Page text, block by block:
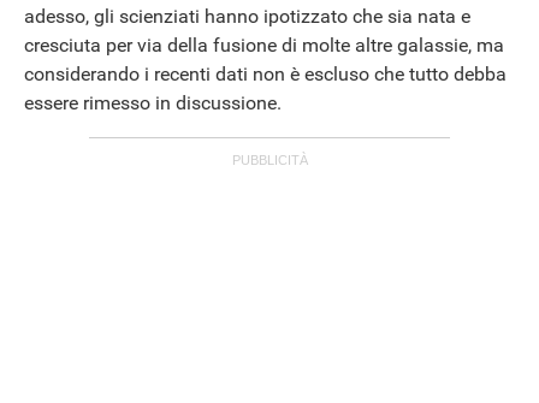
adesso, gli scienziati hanno ipotizzato che sia nata e
cresciuta per via della fusione di molte altre galassie, ma
considerando i recenti dati non è escluso che tutto debba
essere rimesso in discussione.